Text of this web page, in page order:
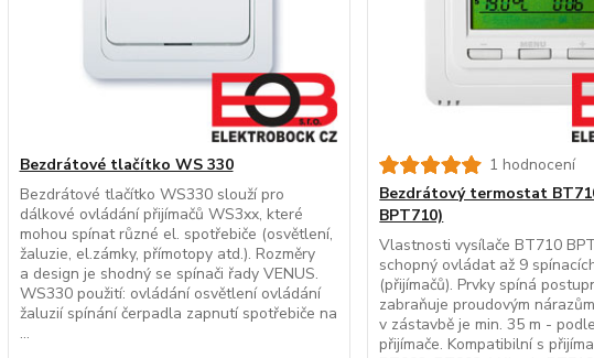
Bezdrátové tlačítko WS 330
Bezdrátové tlačítko WS330 slouží pro
dálkové ovládání přijímačů WS3xx, které
mohou spínat různé el. spotřebiče (osvětlení,
žaluzie, el.zámky, přímotopy atd.). Rozměry
a design je shodný se spínači řady VENUS.
WS330 použití: ovládání osvětlení ovládání
žaluzií spínání čerpadla zapnutí spotřebiče na
...
1 hodnocení
Bezdrátový termostat
BPT710)
Vlastnosti vysílače BT710
schopný ovládat až 9
(přijímačů). Prvky spíná
zabraňuje proudovým
v zástavbě je min. 35 m -
přijímače. Kompatibilní s